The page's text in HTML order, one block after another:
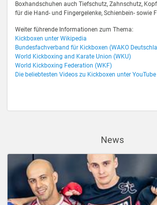
Boxhandschuhen auch Tiefschutz, Zahnschutz,
für die Hand- und Fingergelenke, Schienbein- sowie
Weiter führende Informationen zum Thema:
Kickboxen unter Wikipedia
Bundesfachverband für Kickboxen (WAKO
World Kickboxing and Karate Union (WKU)
World Kickboxing Federation (WKF)
Die beliebtesten Videos zu Kickboxen unter YouTube
News